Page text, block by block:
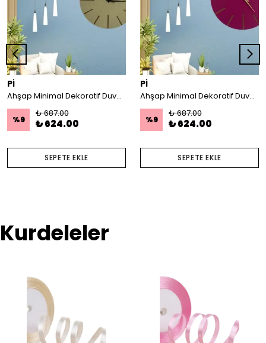
Pİ
Ahşap Minimal Dekoratif Duvar Saati - 33x33 cm Açık Kahverengi
%9
₺ 687.00
₺ 624.00
SEPETE EKLE
Pİ
Ahşap Minimal Dekoratif Duvar Saati - 33x33 cm Açık Sarı
%9
₺ 687.00
₺ 624.00
SEPETE EKLE
Kurdeleler